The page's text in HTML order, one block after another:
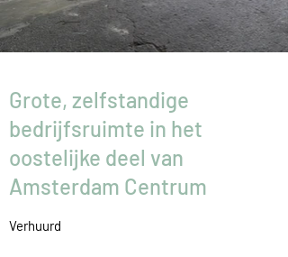
Grote, zelfstandige
bedrijfsruimte in het
oostelijke deel van
Amsterdam Centrum
Verhuurd